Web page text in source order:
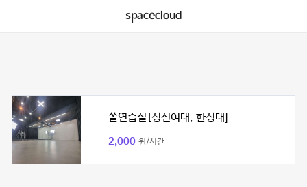
spacecloud
쏠연습실[성신여대, 한성대]
2,000 원/시간